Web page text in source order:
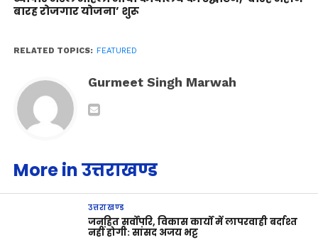
बारह रोजगार योजना’ शुरू
RELATED TOPICS: FEATURED
Gurmeet Singh Marwah
More in उत्तराखण्ड
उत्तराखण्ड
जनहित सर्वोपरि, विकास कार्यों में लापरवाही बर्दाश्त
नहीं होगी: सांसद अजय भट्ट